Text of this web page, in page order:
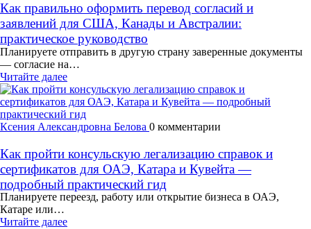
Как правильно оформить перевод согласий и
заявлений для США, Канады и Австралии:
практическое руководство
Планируете отправить в другую страну заверенные документы
— согласие на…
Читайте далее
Ксения Александровна Белова 0 комментарии
Как пройти консульскую легализацию справок и
сертификатов для ОАЭ, Катара и Кувейта —
подробный практический гид
Планируете переезд, работу или открытие бизнеса в ОАЭ,
Катаре или…
Читайте далее